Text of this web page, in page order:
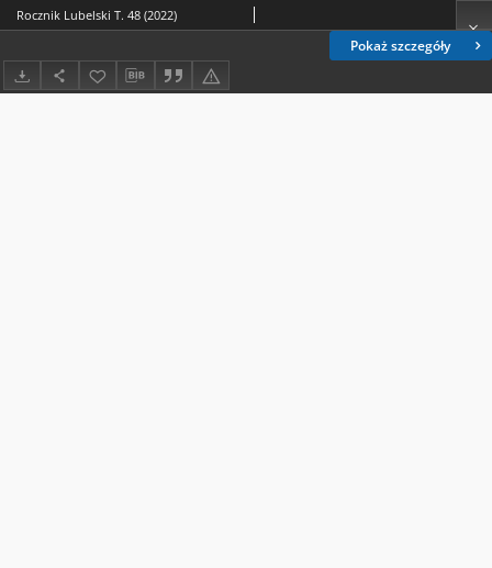
Pokaż szczegóły
Rocznik Lubelski T. 48 (2022)